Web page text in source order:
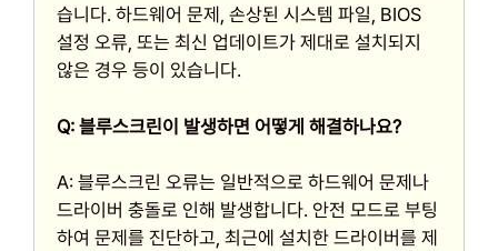
습니다. 하드웨어 문제, 손상된 시스템 파일, BIOS
설정 오류, 또는 최신 업데이트가 제대로 설치되지
않은 경우 등이 있습니다.
Q: 블루스크린이 발생하면 어떻게 해결하나요?
A: 블루스크린 오류는 일반적으로 하드웨어 문제나
드라이버 충돌로 인해 발생합니다. 안전 모드로 부팅
하여 문제를 진단하고, 최근에 설치한 드라이버를 제